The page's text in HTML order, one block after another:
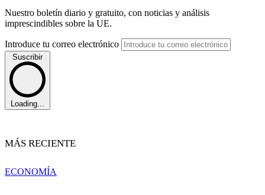
Nuestro boletín diario y gratuito, con noticias y análisis
imprescindibles sobre la UE.
Introduce tu correo electrónico
Suscribir
Loading...
MÁS RECIENTE
ECONOMÍA